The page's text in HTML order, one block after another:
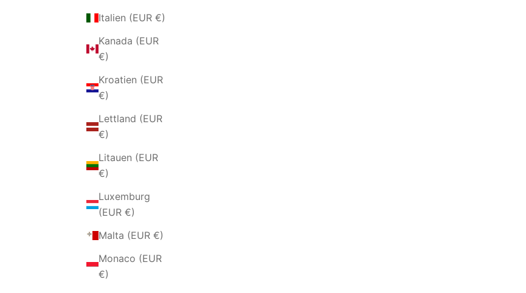
Italien (EUR €)
Kanada (EUR
€)
Kroatien (EUR
€)
Lettland (EUR
€)
Litauen (EUR
€)
Luxemburg
(EUR €)
Malta (EUR €)
Monaco (EUR
€)
SILBERZIRKONEN
ANGEBOT
€126,00 EUR